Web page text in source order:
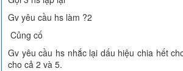
Gv yêu cầu hs làm ?2
Củng cố
Gv yêu cầu hs nhắc lại dấu hiệu chia hết
cho cả 2 và 5.